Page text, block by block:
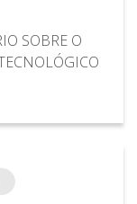
SOBRE O